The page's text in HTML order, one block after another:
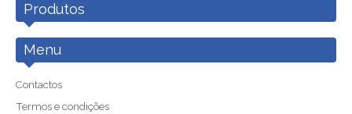
Blog
Produtos
Menu
Contactos
Termos e condições